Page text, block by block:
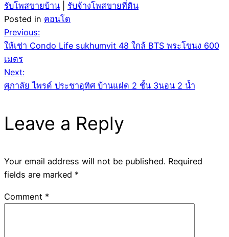
รับโพสขายบ้าน
รับจ้างโพสขายที่ดิน
Posted in คอนโด
Post
navigation
Previous:
ให้เช่า Condo Life sukhumvit 48 ใกล้ BTS พระโขนง 600
เมตร
Next:
ศุภาลัย ไพรด์ ประชาอุทิศ บ้านแฝด 2 ชั้น 3นอน 2 น้ำ
Leave a Reply
Your email address will not be published. Required
fields are marked *
Comment *